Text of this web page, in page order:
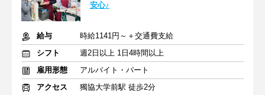
安心♪
給与
時給1141円～＋交通費支給
シフト
週2日以上 1日4時間以上
雇用形態
アルバイト・パート
アクセス
獨協大学前駅 徒歩2分